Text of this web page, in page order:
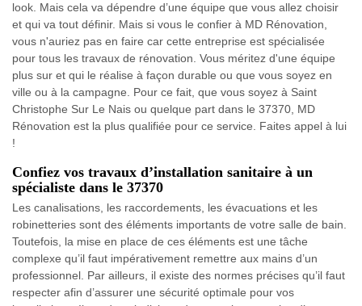
look. Mais cela va dépendre d’une équipe que vous allez choisir
et qui va tout définir. Mais si vous le confier à MD Rénovation,
vous n'auriez pas en faire car cette entreprise est spécialisée
pour tous les travaux de rénovation. Vous méritez d'une équipe
plus sur et qui le réalise à façon durable ou que vous soyez en
ville ou à la campagne. Pour ce fait, que vous soyez à Saint
Christophe Sur Le Nais ou quelque part dans le 37370, MD
Rénovation est la plus qualifiée pour ce service. Faites appel à lui
!
Confiez vos travaux d’installation sanitaire à un
spécialiste dans le 37370
Les canalisations, les raccordements, les évacuations et les
robinetteries sont des éléments importants de votre salle de bain.
Toutefois, la mise en place de ces éléments est une tâche
complexe qu’il faut impérativement remettre aux mains d’un
professionnel. Par ailleurs, il existe des normes précises qu’il faut
respecter afin d’assurer une sécurité optimale pour vos